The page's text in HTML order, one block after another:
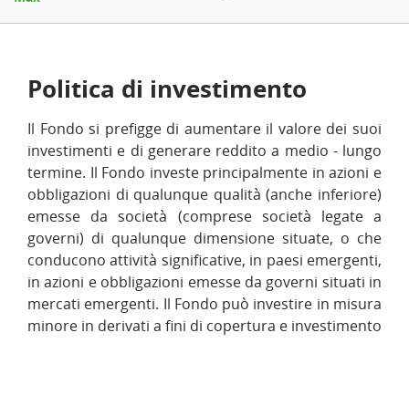
Politica di investimento
Il Fondo si prefigge di aumentare il valore dei suoi
investimenti e di generare reddito a medio - lungo
termine. Il Fondo investe principalmente in azioni e
obbligazioni di qualunque qualità (anche inferiore)
emesse da società (comprese società legate a
governi) di qualunque dimensione situate, o che
conducono attività significative, in paesi emergenti,
in azioni e obbligazioni emesse da governi situati in
mercati emergenti. Il Fondo può investire in misura
minore in derivati a fini di copertura e investimento